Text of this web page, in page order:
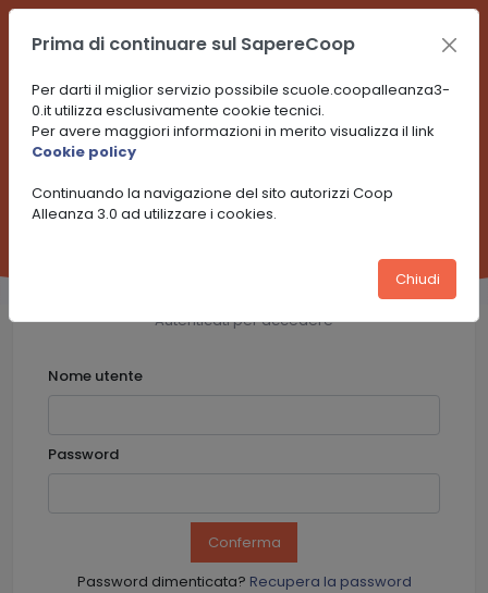
Alleanza 3.0 (Clicca qui)
Autenticati per accedere
Nome utente
Password
Conferma
Password dimenticata? Recupera la password
Prima di continuare sul SapereCoop
Per darti il miglior servizio possibile scuole.coopalleanza3-
0.it utilizza esclusivamente cookie tecnici.
Per avere maggiori informazioni in merito visualizza il link
Cookie policy
Continuando la navigazione del sito autorizzi Coop
Alleanza 3.0 ad utilizzare i cookies.
Chiudi